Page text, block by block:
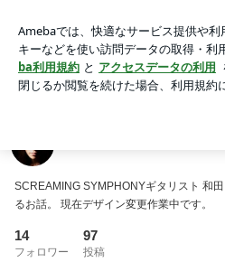
アプリをダウンロードして ブログの
ょう。
SCREAMING SYMPHONYギタリスト 和
るお話。 現在デザイン変更作業中です。
14
フォロワー
97
投稿